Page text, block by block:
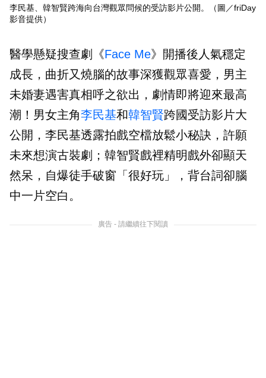
李民基、韓智賢跨海向台灣觀眾問候的受訪影片公開。（圖／friDay
影音提供）
醫學懸疑搜查劇《Face Me》開播後人氣穩定
成長，曲折又燒腦的故事深獲觀眾喜愛，男主
未婚妻遇害真相呼之欲出，劇情即將迎來最高
潮！男女主角李民基和韓智賢跨國受訪影片大
公開，李民基透露拍戲空檔放鬆小秘訣，許願
未來想演古裝劇；韓智賢戲裡精明戲外卻顯天
然呆，自爆徒手破窗「很好玩」，背台詞卻腦
中一片空白。
廣告 - 請繼續往下閱讀